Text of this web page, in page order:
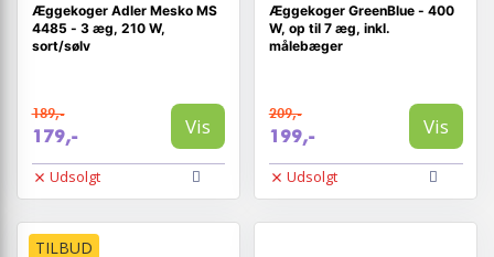
Æggekoger Adler Mesko MS
4485 - 3 æg, 210 W,
sort/sølv
189,-
179,- Vis
Udsolgt
Æggekoger GreenBlue - 400
W, op til 7 æg, inkl.
målebæger
209,-
199,- Vis
Udsolgt
TILBUD